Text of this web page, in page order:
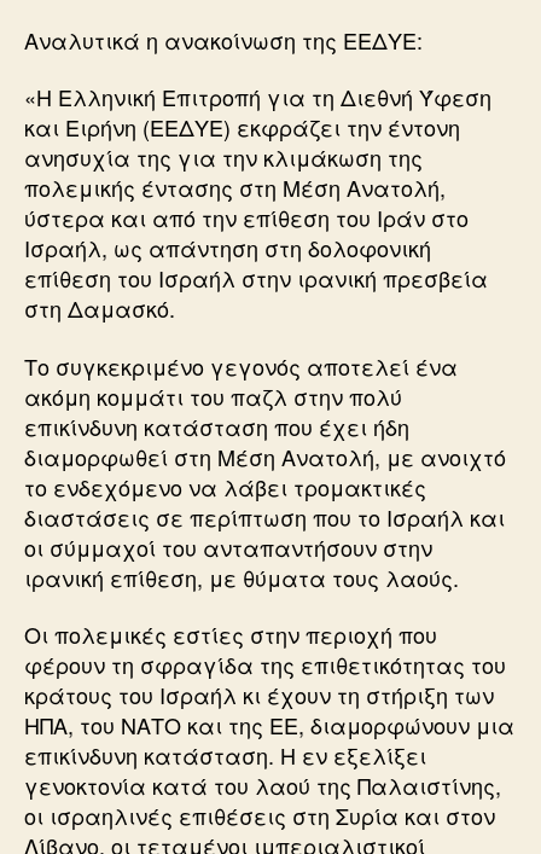
Αναλυτικά η ανακοίνωση της ΕΕΔΥΕ:
«Η Ελληνική Επιτροπή για τη Διεθνή Ύφεση
και Ειρήνη (ΕΕΔΥΕ) εκφράζει την έντονη
ανησυχία της για την κλιμάκωση της
πολεμικής έντασης στη Μέση Ανατολή,
ύστερα και από την επίθεση του Ιράν στο
Ισραήλ, ως απάντηση στη δολοφονική
επίθεση του Ισραήλ στην ιρανική πρεσβεία
στη Δαμασκό.
Το συγκεκριμένο γεγονός αποτελεί ένα
ακόμη κομμάτι του παζλ στην πολύ
επικίνδυνη κατάσταση που έχει ήδη
διαμορφωθεί στη Μέση Ανατολή, με ανοιχτό
το ενδεχόμενο να λάβει τρομακτικές
διαστάσεις σε περίπτωση που το Ισραήλ και
οι σύμμαχοί του ανταπαντήσουν στην
ιρανική επίθεση, με θύματα τους λαούς.
Οι πολεμικές εστίες στην περιοχή που
φέρουν τη σφραγίδα της επιθετικότητας του
κράτους του Ισραήλ κι έχουν τη στήριξη των
ΗΠΑ, του ΝΑΤΟ και της ΕΕ, διαμορφώνουν μια
επικίνδυνη κατάσταση. Η εν εξελίξει
γενοκτονία κατά του λαού της Παλαιστίνης,
οι ισραηλινές επιθέσεις στη Συρία και στον
Λίβανο, οι τεταμένοι ιμπεριαλιστικοί